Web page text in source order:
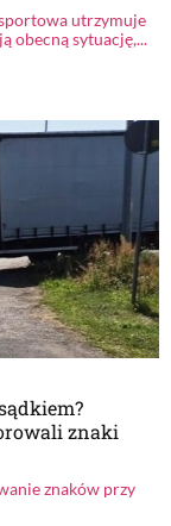
utrzymuje
obecną sytuację,...
znaki
znaków przy